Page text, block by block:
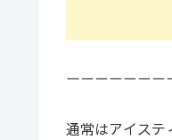
ー－－－－－－
通常はアイステ